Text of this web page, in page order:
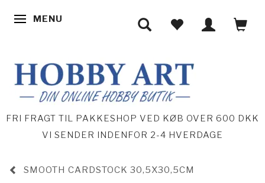
SKIFTE NAVIGATION
MENU
FRI FRAGT TIL PAKKESHOP VED KØB OVER 600 DKK
VI SENDER INDENFOR 2-4 HVERDAGE
SMOOTH CARDSTOCK 30,5X30,5CM